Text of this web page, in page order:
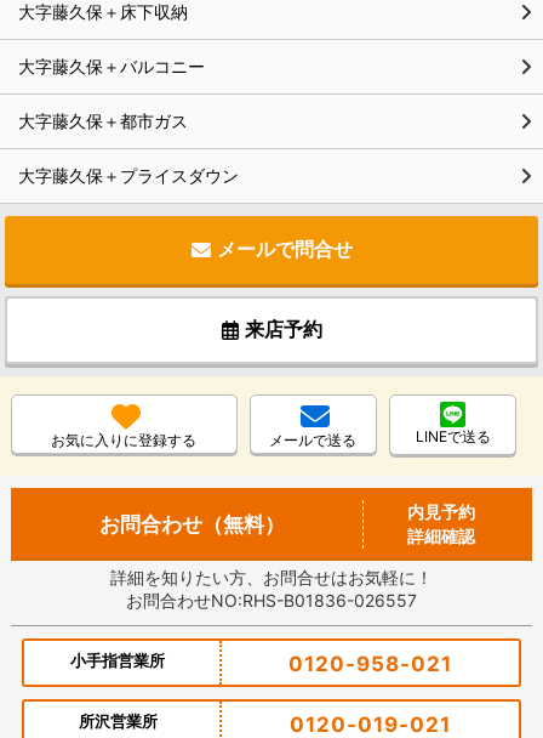
大字藤久保＋床下収納
大字藤久保＋バルコニー
大字藤久保＋都市ガス
大字藤久保＋プライスダウン
メールで問合せ
来店予約
お気に入りに登録する メールで送る LINEで送る
お問合わせ（無料）
内見予約
詳細確認
詳細を知りたい方、お問合せはお気軽に！
お問合わせNO:RHS-B01836-026557
小手指営業所 0120-958-021
所沢営業所 0120-019-021